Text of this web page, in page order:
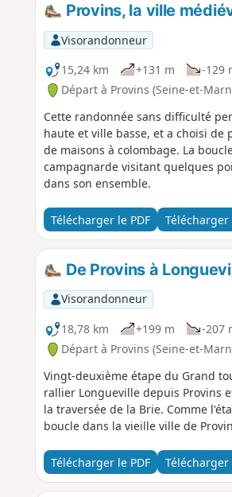
Provins, la ville
Visorandonneur
15,24 km
+131 m -129
Départ à Provins (Seine-et-
Cette randonnée sans difficulté
haute et ville basse, et a choisi
de maisons à colombage. La
campagnarde visitant quelques
dans son ensemble.
Télécharger le PDF Télécharger
De Provins à
Visorandonneur
18,78 km
+199 m -207
Départ à Provins (Seine-et-
Vingt-deuxième étape du Grand
rallier Longueville depuis Provins
la traversée de la Brie. Comme
boucle dans la vieille ville de
Télécharger le PDF Télécharger